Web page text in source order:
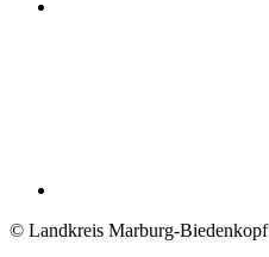
© Landkreis Marburg-Biedenkopf